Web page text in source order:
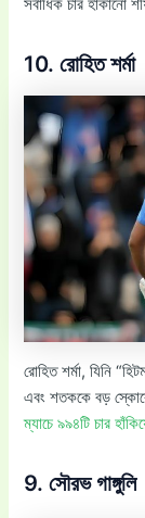
সর্বাধিক চার হাঁকানো
10. রোহিত শর্মা
রোহিত শর্মা, যিনি
এবং শতককে বড়
ম্যাচে ৯৯৪টি চার
9. সৌরভ গাঙ্গুলি